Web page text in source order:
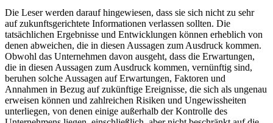
Die Leser werden darauf hingewiesen, dass sie sich nicht zu sehr
auf zukunftsgerichtete Informationen verlassen sollten. Die
tatsächlichen Ergebnisse und Entwicklungen können erheblich von
denen abweichen, die in diesen Aussagen zum Ausdruck kommen.
Obwohl das Unternehmen davon ausgeht, dass die Erwartungen,
die in diesen Aussagen zum Ausdruck kommen, vernünftig sind,
beruhen solche Aussagen auf Erwartungen, Faktoren und
Annahmen in Bezug auf zukünftige Ereignisse, die sich als ungenau
erweisen können und zahlreichen Risiken und Ungewissheiten
unterliegen, von denen einige außerhalb der Kontrolle des